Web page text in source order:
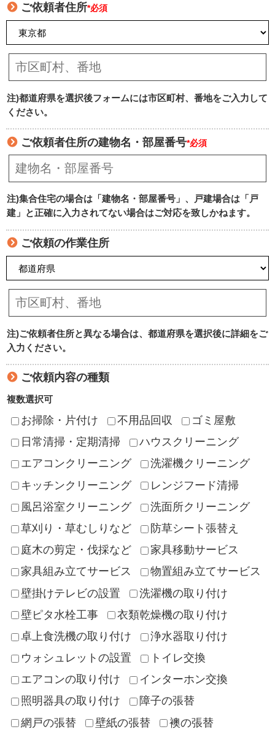
ご依頼者住所*必須
注)都道府県を選択後フォームには市区町村、番地をご入力して
ください。
ご依頼者住所の建物名・部屋番号*必須
注)集合住宅の場合は「建物名・部屋番号」、戸建場合は「戸
建」と正確に入力されてない場合はご対応を致しかねます。
ご依頼の作業住所
注)ご依頼者住所と異なる場合は、都道府県を選択後に詳細をご
入力ください。
ご依頼内容の種類
複数選択可
お掃除・片付け 不用品回収
ゴミ屋敷
日常清掃・定期清掃
ハウスクリーニング
エアコンクリーニング
洗濯機クリーニング
キッチンクリーニング
レンジフード清掃
風呂浴室クリーニング
洗面所クリーニング
草刈り・草むしりなど
防草シート張替え
庭木の剪定・伐採など
家具移動サービス
家具組み立てサービス
物置組み立てサービス
壁掛けテレビの設置
洗濯機の取り付け
壁ピタ水栓工事
衣類乾燥機の取り付け
卓上食洗機の取り付け
浄水器取り付け
ウォシュレットの設置
トイレ交換
エアコンの取り付け
インターホン交換
照明器具の取り付け
障子の張替
網戸の張替
壁紙の張替 襖の張替